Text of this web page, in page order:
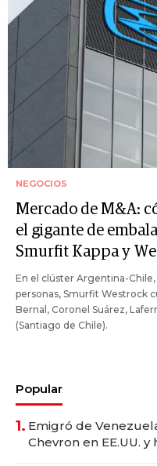
NEGOCIOS
Mercado de M&A:
el gigante de
Smurfit Kappa y
En el clúster Argentina-
personas, Smurfit Westrock
Bernal, Coronel Suárez,
(Santiago de Chile).
Popular
1. Emigró de
Chevron en EE.UU.